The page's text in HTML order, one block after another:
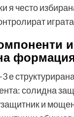
я често
и
е
солидна
и